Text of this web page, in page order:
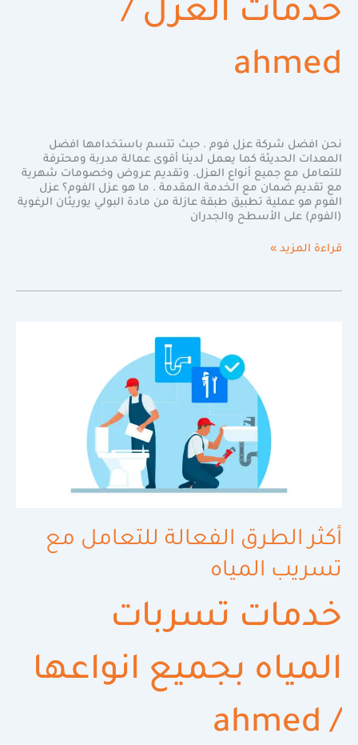
خدمات العزل /
ahmed
نحن افضل شركة عزل فوم . حيث تتسم باستخدامها افضل
المعدات الحديثة كما يعمل لدينا أقوى عمالة مدربة ومحترفة
للتعامل مع جميع أنواع العزل. وتقديم عروض وخصومات شهرية
مع تقديم ضمان مع الخدمة المقدمة . ما هو عزل الفوم؟ عزل
الفوم هو عملية تطبيق طبقة عازلة من مادة البولي يوريثان الرغوية
(الفوم) على الأسطح والجدران
قراءة المزيد »
أكثر الطرق الفعالة للتعامل مع
تسريب المياه
خدمات تسربات
المياه بجميع انواعها
/
ahmed